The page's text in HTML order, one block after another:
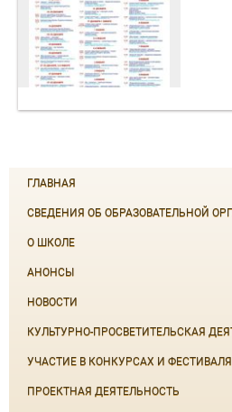
ГЛАВНАЯ
СВЕДЕНИЯ ОБ ОБРАЗОВАТЕЛЬНОЙ
О ШКОЛЕ
АНОНСЫ
НОВОСТИ
КУЛЬТУРНО-ПРОСВЕТИТЕЛЬСКАЯ
УЧАСТИЕ В КОНКУРСАХ И
ПРОЕКТНАЯ ДЕЯТЕЛЬНОСТЬ